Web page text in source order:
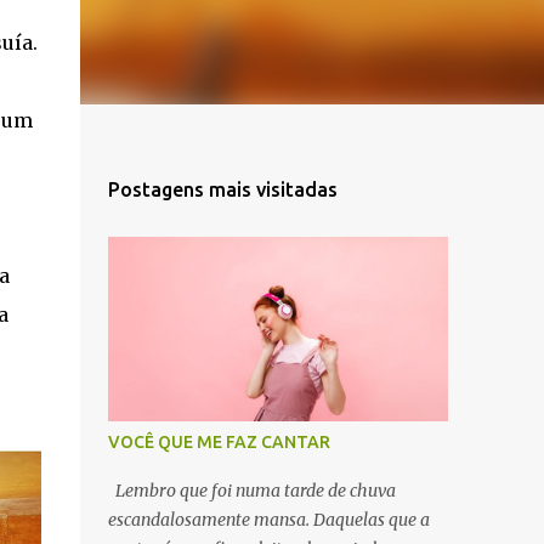
Postagens mais visitadas
VOCÊ QUE ME FAZ CANTAR
Lembro que foi numa tarde de chuva
escandalosamente mansa. Daquelas que a